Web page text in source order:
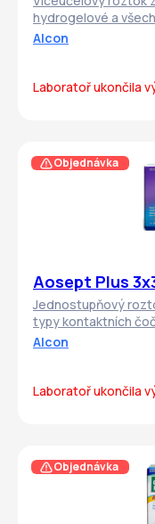
hydrogelové a
Alcon
Laboratoř ukončila
Aosept Plus
Jednostupňový
typy kontaktních
Alcon
Laboratoř ukončila
Objednávka
Objednávka